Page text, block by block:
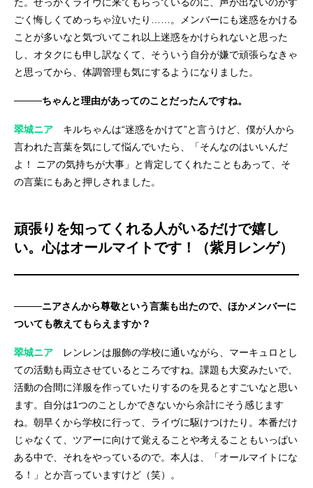
ごく悔しくてめっちゃ泣いたり……。メンバーにも迷惑をかける
ことが多いなと気づいてこれ以上迷惑をかけられないと思った
し、オタクにも申し訳なくて、そういう自分が嫌で頑張らなきゃ
と思ってから、体調管理も気にするようになりました。
────ちゃんと理由があってのことだったんですね。
翠城ニア キルちゃんは“迷惑をかけて”と言うけど、僕が人から
言われた言葉を気にして悩んでいたら、「そんなのはいいんだ
よ！ ニアの気持ちが大事」と肯定してくれたこともあって、そ
の言葉にもあと押しされました。
頑張りを知ってくれる人がいるだけで嬉し
い。心はオールマイトです！（紫月レンゲ）
────ニアさんから尊敬という言葉も出たので、ほかメンバーに
ついても教えてもらえますか？
翠城ニア レンレンは服飾の学校に通いながら、マーキュロとし
ての活動も両立させているところですね。課題も大変みたいで、
活動の合間に洋服を作っていたりするのを見るとすごいなと思い
ます。自分は1つのことしかできないから余計にそう感じます
ね。朝早くから学校に行って、ライヴに駆けつけたり。本番だけ
じゃなくて、ツアーに向けて覚えることや考えることもいっぱい
ある中で、それをやっているので。本人は、「オールマイトにな
る！」とか言っていますけど（笑）。